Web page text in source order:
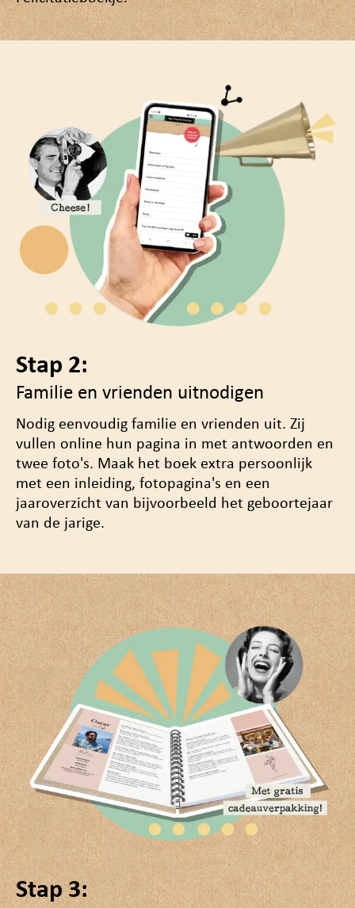
Stap 2:
Familie en vrienden uitnodigen
Nodig eenvoudig familie en vrienden uit. Zij
vullen online hun pagina in met antwoorden en
twee foto's. Maak het boek extra persoonlijk
met een inleiding, fotopagina's en een
jaaroverzicht van bijvoorbeeld het geboortejaar
van de jarige.
Stap 3: